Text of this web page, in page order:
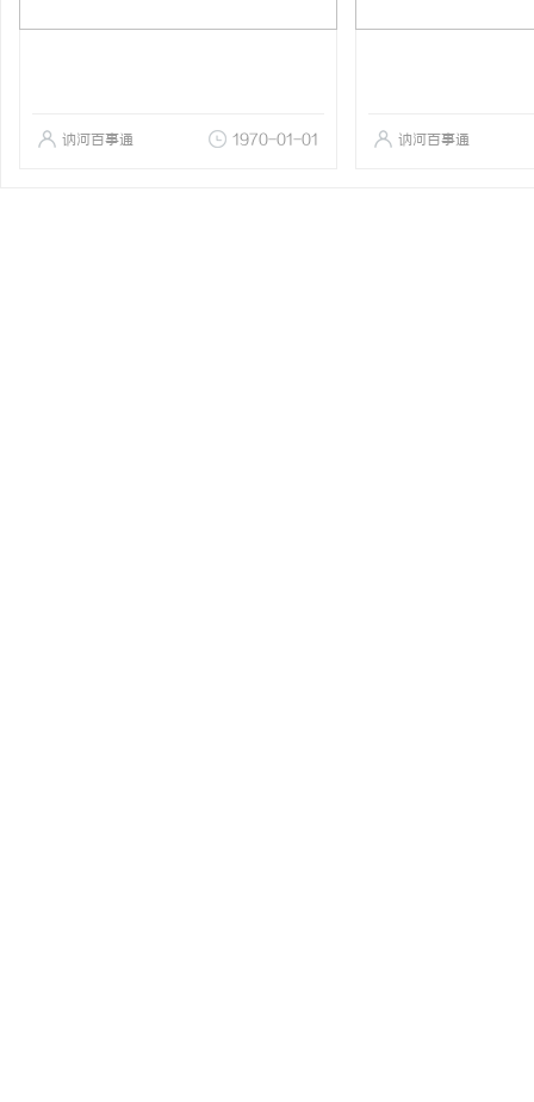
讷河百事通 1970-01-01 讷河百事通